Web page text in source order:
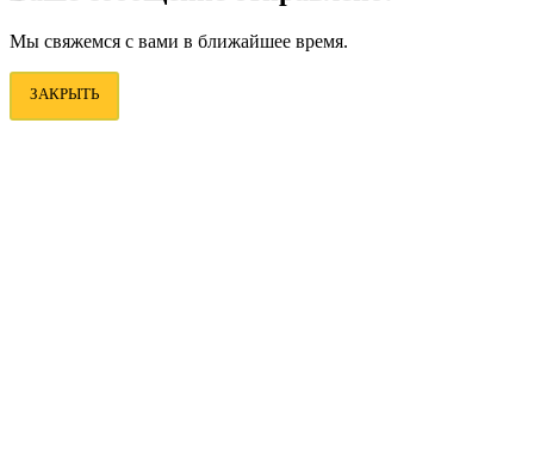
Мы свяжемся с вами в ближайшее время.
ЗАКРЫТЬ